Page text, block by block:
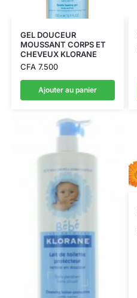
GEL DOUCEUR
MOUSSANT CORPS ET
CHEVEUX KLORANE
CFA7.500
Ajouter au panier